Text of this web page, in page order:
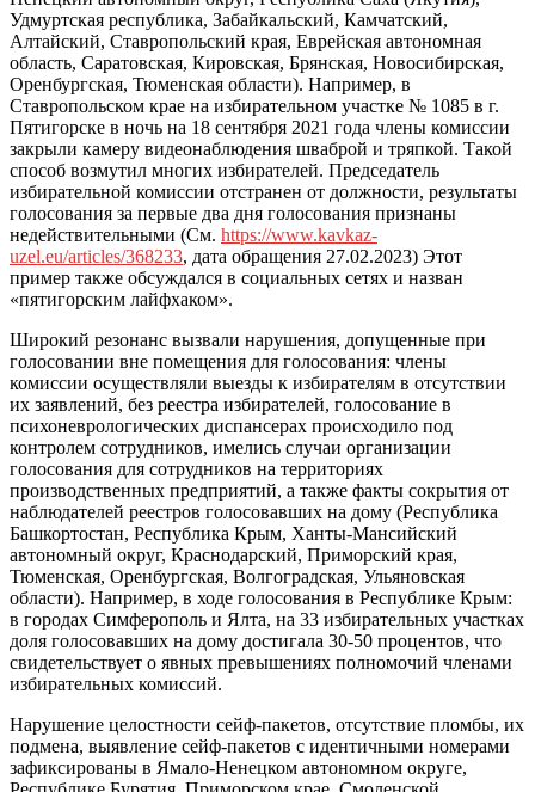
Удмуртская республика, Забайкальский, Камчатский,
Алтайский, Ставропольский края, Еврейская автономная
область, Саратовская, Кировская, Брянская, Новосибирская,
Оренбургская, Тюменская области). Например, в
Ставропольском крае на избирательном участке № 1085 в г.
Пятигорске в ночь на 18 сентября 2021 года члены комиссии
закрыли камеру видеонаблюдения шваброй и тряпкой. Такой
способ возмутил многих избирателей. Председатель
избирательной комиссии отстранен от должности, результаты
голосования за первые два дня голосования признаны
недействительными (См. https://www.kavkaz-
uzel.eu/articles/368233, дата обращения 27.02.2023) Этот
пример также обсуждался в социальных сетях и назван
«пятигорским лайфхаком».
Широкий резонанс вызвали нарушения, допущенные при
голосовании вне помещения для голосования: члены
комиссии осуществляли выезды к избирателям в отсутствии
их заявлений, без реестра избирателей, голосование в
психоневрологических диспансерах происходило под
контролем сотрудников, имелись случаи организации
голосования для сотрудников на территориях
производственных предприятий, а также факты сокрытия от
наблюдателей реестров голосовавших на дому (Республика
Башкортостан, Республика Крым, Ханты-Мансийский
автономный округ, Краснодарский, Приморский края,
Тюменская, Оренбургская, Волгоградская, Ульяновская
области). Например, в ходе голосования в Республике Крым:
в городах Симферополь и Ялта, на 33 избирательных участках
доля голосовавших на дому достигала 30-50 процентов, что
свидетельствует о явных превышениях полномочий членами
избирательных комиссий.
Нарушение целостности сейф-пакетов, отсутствие пломбы, их
подмена, выявление сейф-пакетов с идентичными номерами
зафиксированы в Ямало-Ненецком автономном округе,